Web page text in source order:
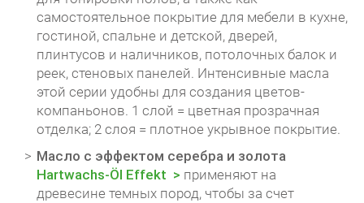
самостоятельное покрытие для мебели в кухне,
гостиной, спальне и детской, дверей,
плинтусов и наличников, потолочных балок и
реек, стеновых панелей. Интенсивные масла
этой серии удобны для создания цветов-
компаньонов. 1 слой = цветная прозрачная
отделка; 2 слоя = плотное укрывное покрытие.
Масло с эффектом серебра и золота
Hartwachs-Öl Effekt
применяют на
древесине темных пород, чтобы за счет